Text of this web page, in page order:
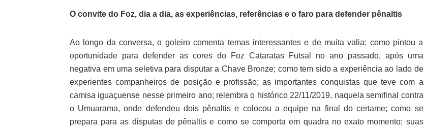
O convite do Foz, dia a dia, as experiências, referências e o faro para defender pênaltis
Ao longo da conversa, o goleiro comenta temas interessantes e de muita valia: como pintou a
oportunidade para defender as cores do Foz Cataratas Futsal no ano passado, após uma
negativa em uma seletiva para disputar a Chave Bronze; como tem sido a experiência ao lado de
experientes companheiros de posição e profissão; as importantes conquistas que teve com a
camisa iguaçuense nesse primeiro ano; relembra o histórico 22/11/2019, naquela semifinal contra
o Umuarama, onde defendeu dois pênaltis e colocou a equipe na final do certame; como se
prepara para as disputas de pênaltis e como se comporta em quadra no exato momento; suas